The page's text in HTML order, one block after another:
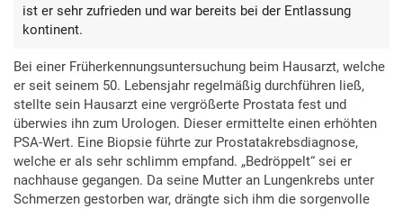
ist er sehr zufrieden und war bereits bei der Entlassung
kontinent.
Bei einer Früherkennungsuntersuchung beim Hausarzt, welche
er seit seinem 50. Lebensjahr regelmäßig durchführen ließ,
stellte sein Hausarzt eine vergrößerte Prostata fest und
überwies ihn zum Urologen. Dieser ermittelte einen erhöhten
PSA-Wert. Eine Biopsie führte zur Prostatakrebsdiagnose,
welche er als sehr schlimm empfand. „Bedröppelt“ sei er
nachhause gegangen. Da seine Mutter an Lungenkrebs unter
Schmerzen gestorben war, drängte sich ihm die sorgenvolle